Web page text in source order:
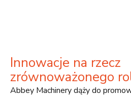
Innowacje na rzecz
zrównoważonego
Abbey Machinery dąży do